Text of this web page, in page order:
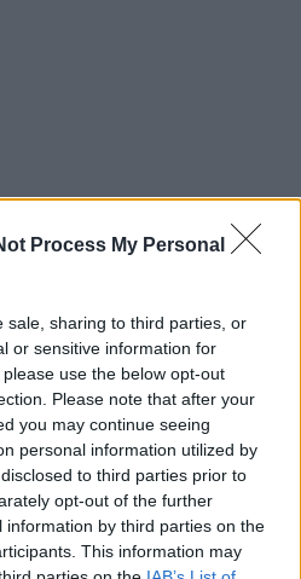
Process My Personal
sale, sharing to third parties, or
or sensitive information for
use the below opt-out
Please note that after your
you may continue seeing
personal information utilized by
to third parties prior to
opt-out of the further
by third parties on the
This information may